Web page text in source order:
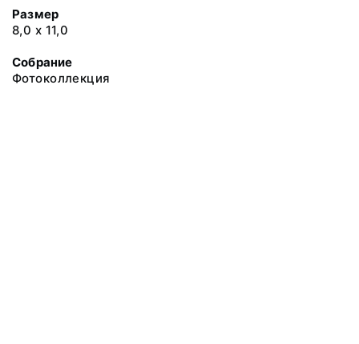
Размер
8,0 х 11,0
Собрание
Фотоколлекция